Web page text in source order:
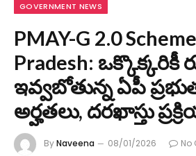
GOVERNMENT NEWS
PMAY-G 2.0
Pradesh: ఒక్కొక్కరికీ
ఇవ్వబోతున్న ఏపీ
అర్హతలు, దరఖాస్తు
ByNaveena 08/01/2026
No